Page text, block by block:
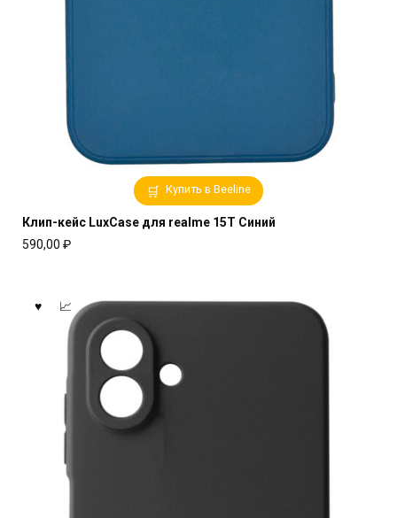
Купить в Beeline
Клип-кейс LuxCase для realme 15T Синий
590,00 ₽